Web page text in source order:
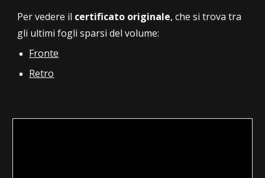
Per vedere il certificato originale, che si trova tra
gli ultimi fogli sparsi del volume:
Fronte
Retro